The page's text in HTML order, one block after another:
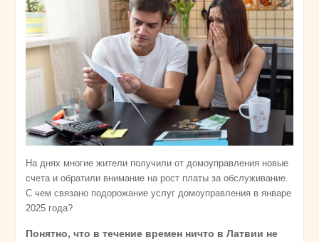
На днях многие жители получили от домоуправления новые
счета и обратили внимание на рост платы за обслуживание.
С чем связано подорожание услуг домоуправления в январе
2025 года?
Понятно, что в течение времен ничто в Латвии не